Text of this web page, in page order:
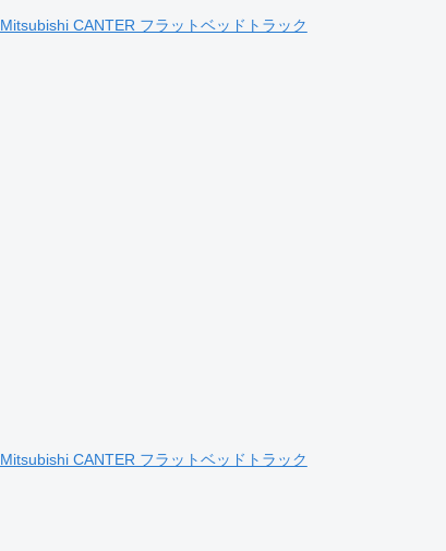
Mitsubishi CANTER フラットベッドトラック
Mitsubishi CANTER フラットベッドトラック